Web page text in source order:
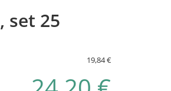
set 25
19,84 €